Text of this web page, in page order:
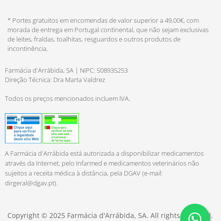
* Portes gratuitos em encomendas de valor superior a 49,00€, com
morada de entrega em Portugal continental, que não sejam exclusivas
de leites, fraldas, toalhitas, resguardos e outros produtos de
incontinência.
Farmácia d'Arrábida, SA | NIPC: 508935253
Direção Técnica: Dra Marta Valdrez
Todos os preços mencionados incluem IVA.
A Farmácia d'Arrábida está autorizada a disponibilizar medicamentos
através da Internet, pelo Infarmed e medicamentos veterinários não
sujeitos a receita médica à distância, pela DGAV (e-mail:
dirgeral@dgav.pt).
Copyright © 2025 Farmácia d'Arrábida, SA. All rights reserved.